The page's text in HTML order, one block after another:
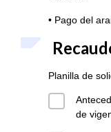
• Pago del
Planilla de
de